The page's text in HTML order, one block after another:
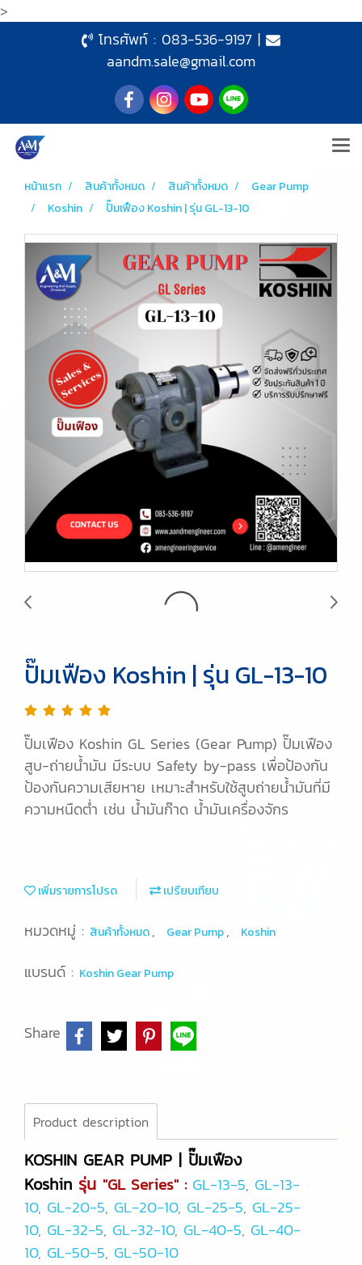
>
โทรศัพท์ : 083-536-9197|
aandm.sale@gmail.com
หน้าแรก สินค้าทั้งหมด สินค้าทั้งหมด
Gear Pump
Koshin
ปั๊มเฟือง Koshin | รุ่น GL-13-10
ปั๊มเฟือง Koshin | รุ่น GL-13-10
ปั๊มเฟือง Koshin GL Series (Gear Pump) ปั๊มเฟือง
สูบ-ถ่ายน้ำมัน มีระบบ Safety by-pass เพื่อป้องกัน
ป้องกันความเสียหาย เหมาะสำหรับใช้สูบถ่ายน้ำมันที่มี
ความหนืดต่ำ เช่น น้ำมันก๊าด น้ำมันเครื่องจักร
เพิ่มรายการโปรด เปรียบเทียบ
หมวดหมู่ : สินค้าทั้งหมด, Gear Pump, Koshin
แบรนด์ : Koshin Gear Pump
Share
Product description
KOSHIN GEAR PUMP | ปั๊มเฟือง
Koshin รุ่น "GL Series" : GL-13-5, GL-13-
10, GL-20-5, GL-20-10, GL-25-5, GL-25-
10, GL-32-5, GL-32-10, GL-40-5, GL-40-
10, GL-50-5, GL-50-10